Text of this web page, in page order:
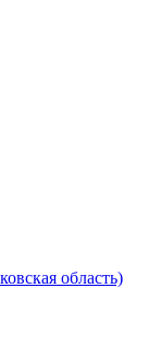
область)